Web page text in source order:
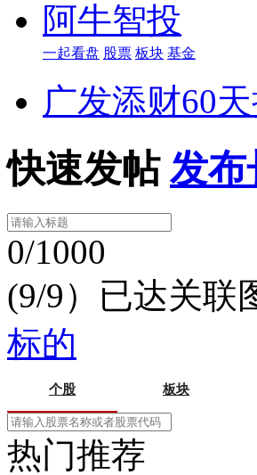
阿牛智投
一起看盘 股票 板块 基金
广发添财60
快速发帖 发布
0/1000
(9/9）已达关联
标的
个股 板块
热门推荐